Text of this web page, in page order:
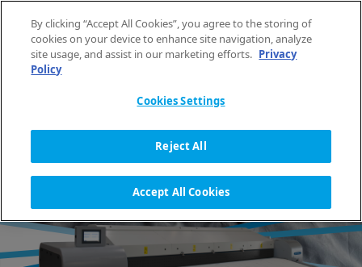
FR
ACCUEIL
REPASSEUSES À CUVETTE
CHAUFFANTE
By clicking “Accept All Cookies”, you agree to the storing of
cookies on your device to enhance site navigation, analyze
site usage, and assist in our marketing efforts. Privacy
Policy
Cookies Settings
Reject All
Accept All Cookies